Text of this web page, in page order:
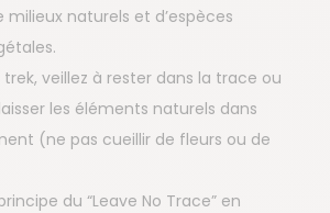
milieux naturels et d’espèces
veillez à rester dans la trace ou
les éléments naturels dans
(ne pas cueillir de fleurs ou de
du “Leave No Trace” en